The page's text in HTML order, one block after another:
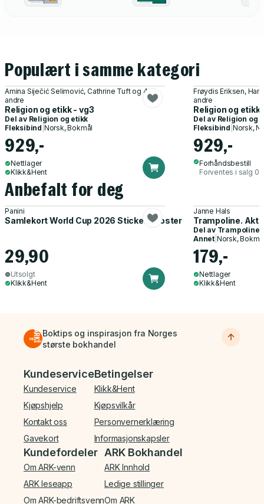
Populært i samme kategori
Amina Siječić Selimović, Cathrine Tuft og 4
andre
Religion og etikk - vg3
Del av Religion og etikk
Fleksibind Norsk, Bokmål
929,-
Nettlager
Klikk&Hent
Frøydis Eriksen,
andre
Religion og etikk
Del av Religion og
Fleksibind Norsk,
929,-
Forhåndsbestill
Forventes i salg
Anbefalt for deg
Panini
Samlekort World Cup 2026 Sticker Booster
29,90
Utsolgt
Klikk&Hent
Janne Hals
Trampoline.
Del av Trampoline
Annet| Norsk,
179,-
Nettlager
Klikk&Hent
Boktips og inspirasjon fra Norges
største bokhandel
Bunnmeny
Kundeservice
Kundeservice
Kjøpshjelp
Kontakt oss
Gavekort
Betingelser
Klikk&Hent
Kjøpsvilkår
Personvernerklæring
Informasjonskapsler
Kundefordeler
Om ARK-venn
ARK leseapp
Om ARK-bedriftsvenn
ARK Bokhandel
ARK Innhold
Ledige stillinger
Om ARK